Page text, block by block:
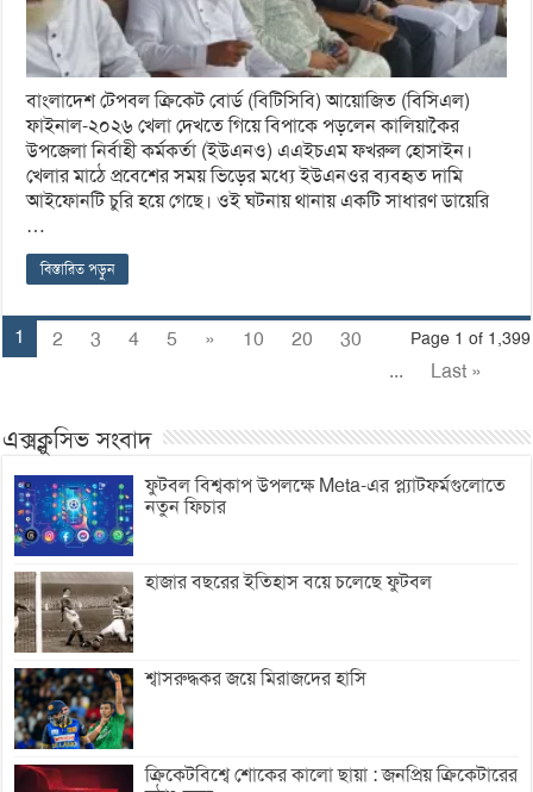
বাংলাদেশ টেপবল ক্রিকেট বোর্ড (বিটিসিবি) আয়োজিত (বিসিএল)
ফাইনাল-২০২৬ খেলা দেখতে গিয়ে বিপাকে পড়লেন কালিয়াকৈর
উপজেলা নির্বাহী কর্মকর্তা (ইউএনও) এএইচএম ফখরুল হোসাইন।
খেলার মাঠে প্রবেশের সময় ভিড়ের মধ্যে ইউএনওর ব্যবহৃত দামি
আইফোনটি চুরি হয়ে গেছে। ওই ঘটনায় থানায় একটি সাধারণ ডায়েরি
…
বিস্তারিত পড়ুন
Page 1 of 1,399
1 2 3 4 5 » 10 20
30
...
Last »
এক্সক্লুসিভ সংবাদ
ফুটবল বিশ্বকাপ উপলক্ষে Meta-এর প্ল্যাটফর্মগুলোতে
নতুন ফিচার
হাজার বছরের ইতিহাস বয়ে চলেছে ফুটবল
শ্বাসরুদ্ধকর জয়ে মিরাজদের হাসি
ক্রিকেটবিশ্বে শোকের কালো ছায়া : জনপ্রিয় ক্রিকেটারের